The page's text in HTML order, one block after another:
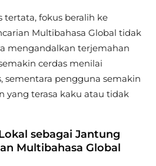
tertata, fokus beralih ke
Multibahasa Global tidak
mengandalkan terjemahan
cerdas menilai
sementara pengguna semakin
yang terasa kaku atau tidak
sebagai Jantung
Multibahasa Global